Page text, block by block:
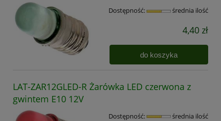
Dostępność: średnia ilość
4,40 zł
do koszyka
LAT-ZAR12GLED-R Żarówka LED czerwona z
gwintem E10 12V
Dostępność: średnia ilość